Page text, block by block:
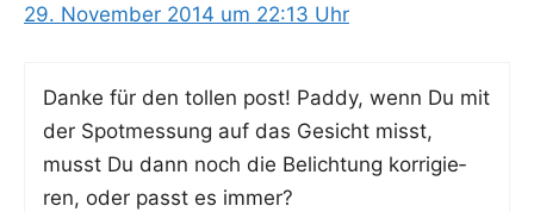
29. November 2014 um 22:13 Uhr
Dan­ke für den tol­len post! Pad­dy, wenn Du mit
der Spot­mes­sung auf das Gesicht misst,
musst Du dann noch die Belich­tung kor­ri­gie­
ren, oder passt es immer?